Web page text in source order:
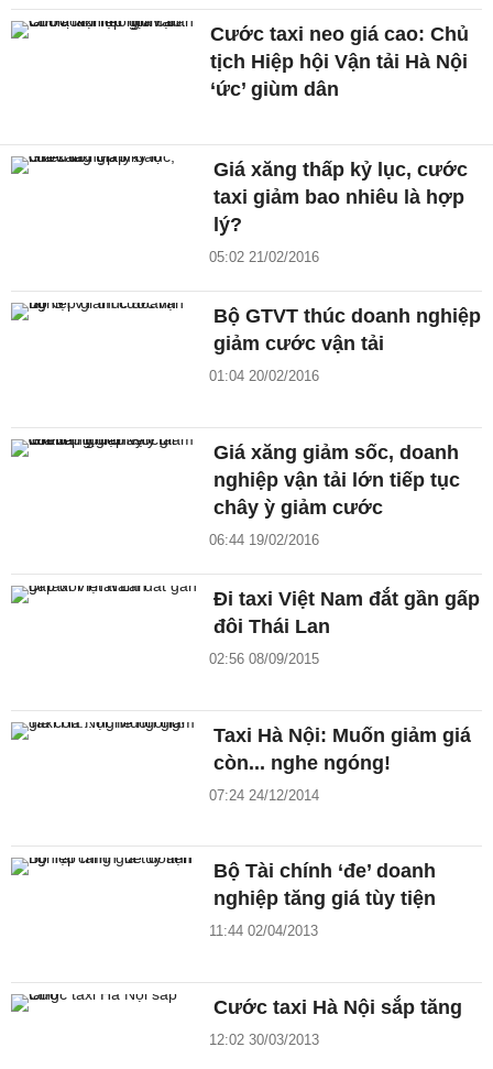
Cước taxi neo giá cao: Chủ
tịch Hiệp hội Vận tải Hà Nội
‘ức’ giùm dân
Giá xăng thấp kỷ lục, cước
taxi giảm bao nhiêu là hợp
lý?
05:02 21/02/2016
Bộ GTVT thúc doanh nghiệp
giảm cước vận tải
01:04 20/02/2016
Giá xăng giảm sốc, doanh
nghiệp vận tải lớn tiếp tục
chây ỳ giảm cước
06:44 19/02/2016
Đi taxi Việt Nam đắt gần gấp
đôi Thái Lan
02:56 08/09/2015
Taxi Hà Nội: Muốn giảm giá
còn... nghe ngóng!
07:24 24/12/2014
Bộ Tài chính ‘đe’ doanh
nghiệp tăng giá tùy tiện
11:44 02/04/2013
Cước taxi Hà Nội sắp tăng
12:02 30/03/2013